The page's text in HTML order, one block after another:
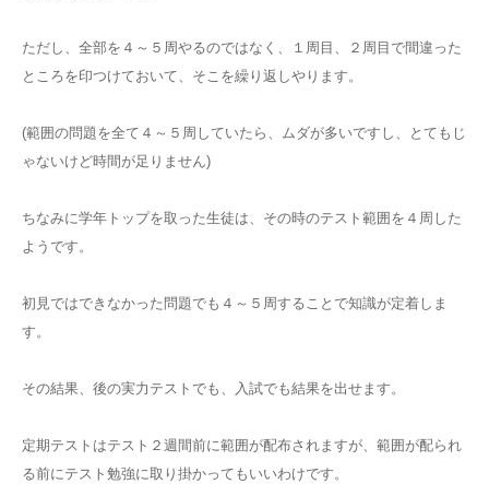
ただし、全部を４～５周やるのではなく、１周目、２周目で間違った
ところを印つけておいて、そこを繰り返しやります。
(範囲の問題を全て４～５周していたら、ムダが多いですし、とてもじ
ゃないけど時間が足りません)
ちなみに学年トップを取った生徒は、その時のテスト範囲を４周した
ようです。
初見ではできなかった問題でも４～５周することで知識が定着しま
す。
その結果、後の実力テストでも、入試でも結果を出せます。
定期テストはテスト２週間前に範囲が配布されますが、範囲が配られ
る前にテスト勉強に取り掛かってもいいわけです。